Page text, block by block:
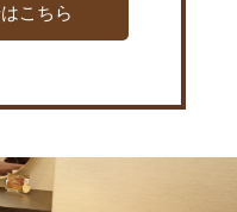
こちら